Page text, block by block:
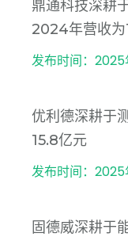
鼎通科技深耕
2024年营收为
发布时间：
优利德深耕于
15.8亿元
发布时间：
固德威深耕于